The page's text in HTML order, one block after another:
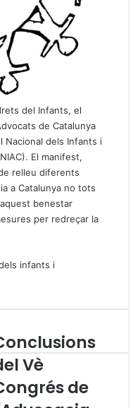
del Infants, el
de Catalunya
Nacional dels Infants i
El manifest,
relleu diferents
a Catalunya no tots
benestar
per redreçar la
infants i
Vè
de